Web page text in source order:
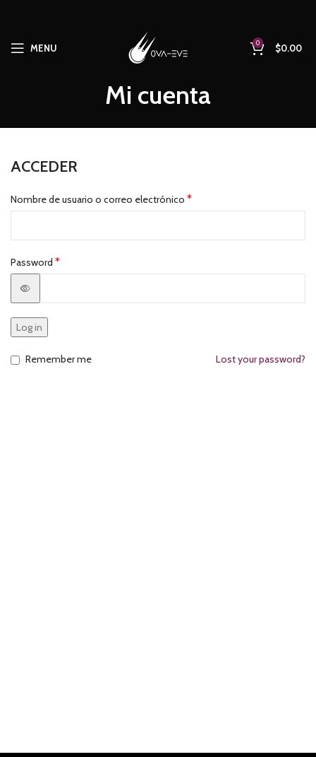
MENU 0 $0.00
Mi cuenta
ACCEDER
Nombre de usuario o correo electrónico *
Password *
Log in
Lost your password?
Remember me